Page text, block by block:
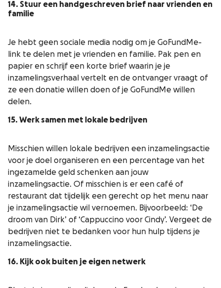
14. Stuur een handgeschreven brief naar vrienden en
familie
Je hebt geen sociale media nodig om je GoFundMe-
link te delen met je vrienden en familie. Pak pen en
papier en schrijf een korte brief waarin je je
inzamelingsverhaal vertelt en de ontvanger vraagt of
ze een donatie willen doen of je GoFundMe willen
delen.
15. Werk samen met lokale bedrijven
Misschien willen lokale bedrijven een inzamelingsactie
voor je doel organiseren en een percentage van het
ingezamelde geld schenken aan jouw
inzamelingsactie. Of misschien is er een café of
restaurant dat tijdelijk een gerecht op het menu naar
je inzamelingsactie wil vernoemen. Bijvoorbeeld: ‘De
droom van Dirk’ of ‘Cappuccino voor Cindy’. Vergeet de
bedrijven niet te bedanken voor hun hulp tijdens je
inzamelingsactie.
16. Kijk ook buiten je eigen netwerk